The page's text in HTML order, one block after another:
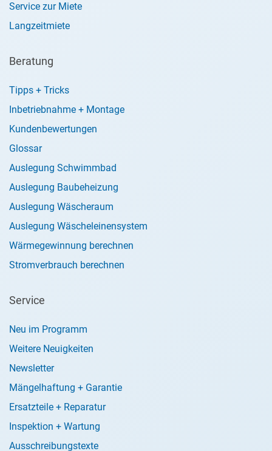
Service zur Miete
Langzeitmiete
Beratung
Tipps + Tricks
Inbetriebnahme + Montage
Kundenbewertungen
Glossar
Auslegung Schwimmbad
Auslegung Baubeheizung
Auslegung Wäscheraum
Auslegung Wäscheleinensystem
Wärmegewinnung berechnen
Stromverbrauch berechnen
Service
Neu im Programm
Weitere Neuigkeiten
Newsletter
Mängelhaftung + Garantie
Ersatzteile + Reparatur
Inspektion + Wartung
Ausschreibungstexte